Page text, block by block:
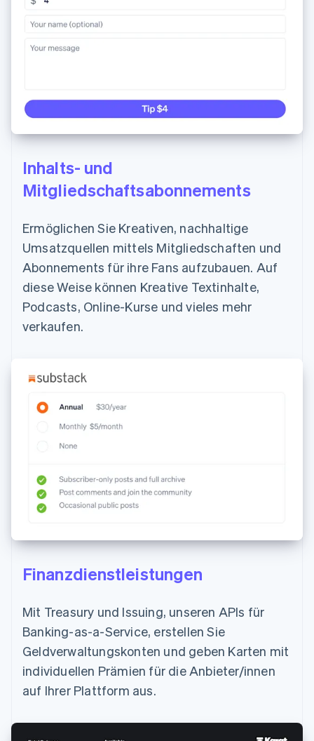
Inhalts- und
Mitgliedschaftsabonnements
Ermöglichen Sie Kreativen, nachhaltige
Umsatzquellen mittels Mitgliedschaften und
Abonnements für ihre Fans aufzubauen. Auf
diese Weise können Kreative Textinhalte,
Podcasts, Online-Kurse und vieles mehr
verkaufen.
Finanzdienstleistungen
Mit Treasury und Issuing, unseren APIs für
Banking-as-a-Service, erstellen Sie
Geldverwaltungskonten und geben Karten mit
individuellen Prämien für die Anbieter/innen
auf Ihrer Plattform aus.